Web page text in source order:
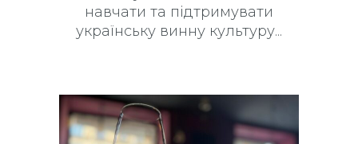
навчати та підтримувати
українську винну культуру